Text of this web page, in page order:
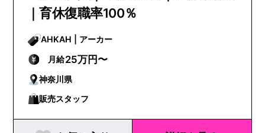
｜育休復職率100％
AHKAH | アーカー
月給25万円〜
神奈川県
販売スタッフ